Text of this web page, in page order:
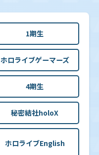
1期生
ホロライブゲーマーズ
4期生
秘密結社holoX
ホロライブEnglish